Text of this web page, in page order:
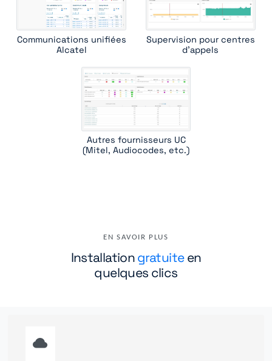
Communications unifiées
Alcatel
Supervision pour centres
d'appels
Autres fournisseurs UC
(Mitel, Audiocodes, etc.)
EN SAVOIR PLUS
Installationgratuiteen
quelques clics